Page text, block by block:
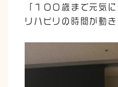
「１００歳まで元気
リハビリの時間が動き